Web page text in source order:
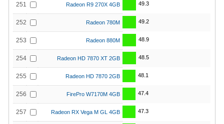
251 Radeon R9 270X 4GB 49.3
252 Radeon 780M 49.2
253 Radeon 880M 48.9
254 Radeon HD 7870 XT 2GB 48.5
255 Radeon HD 7870 2GB 48.1
256 FirePro W7170M 4GB 47.4
257 Radeon RX Vega M GL 4GB 47.3